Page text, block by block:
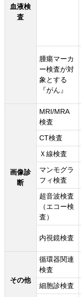
血液検
査
腫瘍マーカ
ー検査が対
象とする
『がん』
画像診
断
MRI/MRA
検査
CT検査
Ｘ線検査
マンモグラ
フィ検査
超音波検査
（エコー検
査）
内視鏡検査
その他
循環器関連
検査
細胞診検査